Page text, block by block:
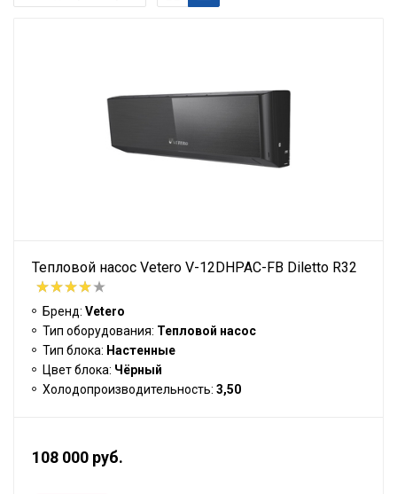
Тепловой насос Vetero V-12DHPAC-FB Diletto R32
Бренд: Vetero
Тип оборудования: Тепловой насос
Тип блока: Настенные
Цвет блока: Чёрный
Холодопроизводительность: 3,50
108 000 руб.